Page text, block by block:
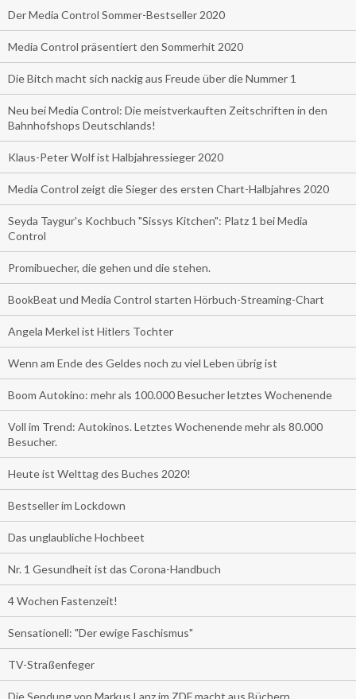
Der Media Control Sommer-Bestseller 2020
Media Control präsentiert den Sommerhit 2020
Die Bitch macht sich nackig aus Freude über die Nummer 1
Neu bei Media Control: Die meistverkauften Zeitschriften in den
Bahnhofshops Deutschlands!
Klaus-Peter Wolf ist Halbjahressieger 2020
Media Control zeigt die Sieger des ersten Chart-Halbjahres 2020
Seyda Taygur's Kochbuch "Sissys Kitchen": Platz 1 bei Media
Control
Promibuecher, die gehen und die stehen.
BookBeat und Media Control starten Hörbuch-Streaming-Chart
Angela Merkel ist Hitlers Tochter
Wenn am Ende des Geldes noch zu viel Leben übrig ist
Boom Autokino: mehr als 100.000 Besucher letztes Wochenende
Voll im Trend: Autokinos. Letztes Wochenende mehr als 80.000
Besucher.
Heute ist Welttag des Buches 2020!
Bestseller im Lockdown
Das unglaubliche Hochbeet
Nr. 1 Gesundheit ist das Corona-Handbuch
4 Wochen Fastenzeit!
Sensationell: "Der ewige Faschismus"
TV-Straßenfeger
Die Sendung von Markus Lanz im ZDF macht aus Büchern